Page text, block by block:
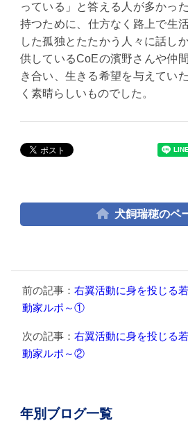
っている」と答える人が多かっ
持つために、仕方なく路上で生
した孤独とたたかう人々に話し
供しているCoEの濱野さんや仲
き合い、生きる希望を与えてい
く素晴らしいものでした。
犬飼瑞穂のペ
前の記事： 右翼活動に身を投じる
動家ルポ～①
次の記事： 右翼活動に身を投じる
動家ルポ～②
年別ブログ一覧